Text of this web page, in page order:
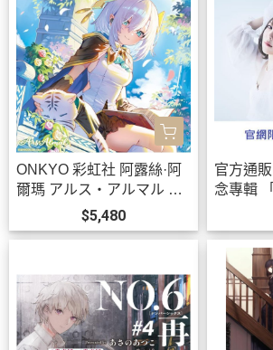
ONKYO 彩虹社 阿露絲·阿
爾瑪 アルス・アルマル 聯
名耳機 CP-TWS01E【跨
境】0814*11月上旬發售!
$5,480
官方通
念專輯
T」
發售